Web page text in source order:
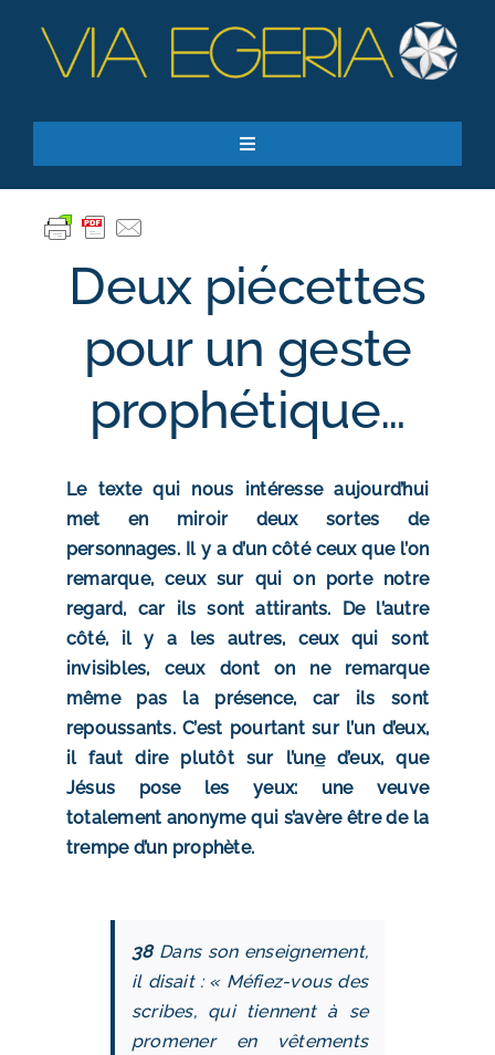
contenu
Toggle
Accueil
Ressources
Qui sommes-nous ?
RECHERCHER:
Deux piécettes
pour un geste
prophétique…
Le texte qui nous intéresse aujourd’hui
met en miroir deux sortes de
personnages. Il y a d’un côté ceux que l’on
remarque, ceux sur qui on porte notre
regard, car ils sont attirants. De l’autre
côté, il y a les autres, ceux qui sont
invisibles, ceux dont on ne remarque
même pas la présence, car ils sont
repoussants. C’est pourtant sur l’un d’eux,
il faut dire plutôt sur l’uned’eux, que
Jésus pose les yeux: une veuve
totalement anonyme qui s’avère être de la
trempe d’un prophète.
38Dans son enseignement,
il disait : « Méfiez-vous des
scribes, qui tiennent à se
promener en vêtements